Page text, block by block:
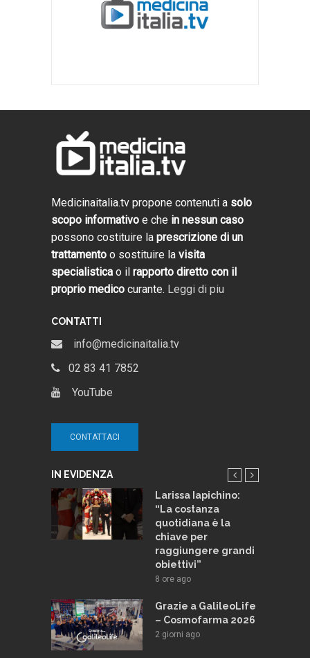
Medicinaitalia.tv propone contenuti a solo
scopo informativo e che in nessun caso
possono costituire la prescrizione di un
trattamento o sostituire la visita
specialistica o il rapporto diretto con il
proprio medico curante. Leggi di piu
CONTATTI
info@medicinaitalia.tv
02 83 41 7852
YouTube
CONTATTACI
IN EVIDENZA
Larissa Iapichino:
“La costanza
quotidiana è la
chiave per
raggiungere grandi
obiettivi”
8 ore ago
Grazie a GalileoLife
– Cosmofarma 2026
2 giorni ago